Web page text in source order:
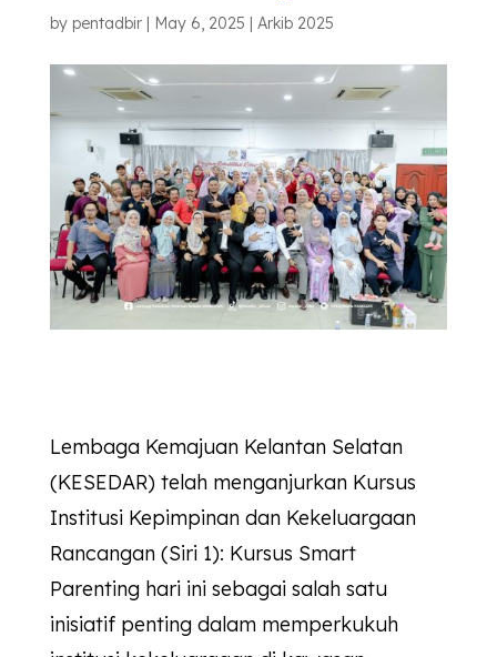
by pentadbir| May 6, 2025 | Arkib 2025
Lembaga Kemajuan Kelantan Selatan
(KESEDAR) telah menganjurkan Kursus
Institusi Kepimpinan dan Kekeluargaan
Rancangan (Siri 1): Kursus Smart
Parenting hari ini sebagai salah satu
inisiatif penting dalam memperkukuh